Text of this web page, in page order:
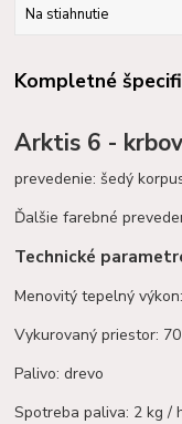
Na stiahnutie
Kompletné
Arktis 6 -
prevedenie: šedý
Ďalšie farebné
Technické
Menovitý tepelný
Vykurovaný priestor:
Palivo: drevo
Spotreba paliva: 2 kg /